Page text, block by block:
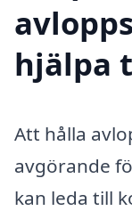
hjälpa
Att hålla
avgörande
kan leda till